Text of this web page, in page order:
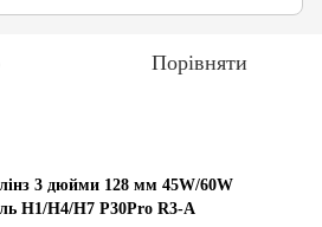
Порівняти
3 дюйми 128 мм 45W/60W
Н1/Н4/Н7 P30Pro R3-A